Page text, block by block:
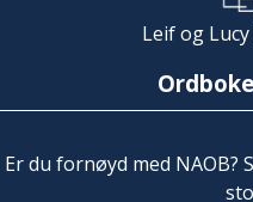
Leif og
Er du fornøyd med NAOB?